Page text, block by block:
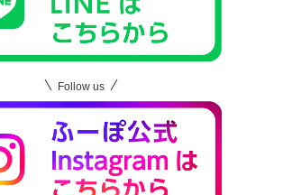
Follow us